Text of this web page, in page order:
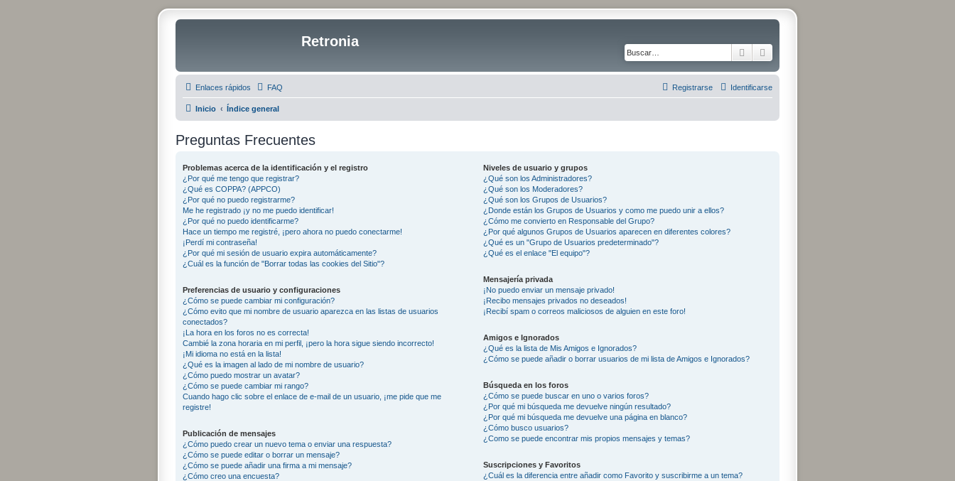
Retronia
Buscar
Enlaces rápidos FAQ Identificarse
Registrarse
Inicio Índice general
Preguntas Frecuentes
Problemas acerca de la identificación y el registro
¿Por qué me tengo que registrar?
¿Qué es COPPA? (APPCO)
¿Por qué no puedo registrarme?
Me he registrado ¡y no me puedo identificar!
¿Por qué no puedo identificarme?
Hace un tiempo me registré, ¡pero ahora no puedo conectarme!
¡Perdí mi contraseña!
¿Por qué mi sesión de usuario expira automáticamente?
¿Cuál es la función de "Borrar todas las cookies del Sitio"?
Preferencias de usuario y configuraciones
¿Cómo se puede cambiar mi configuración?
¿Cómo evito que mi nombre de usuario aparezca en las listas de usuarios
conectados?
¡La hora en los foros no es correcta!
Cambié la zona horaria en mi perfil, ¡pero la hora sigue siendo incorrecto!
¡Mi idioma no está en la lista!
¿Qué es la imagen al lado de mi nombre de usuario?
¿Cómo puedo mostrar un avatar?
¿Cómo se puede cambiar mi rango?
Cuando hago clic sobre el enlace de e-mail de un usuario, ¡me pide que me
registre!
Publicación de mensajes
¿Cómo puedo crear un nuevo tema o enviar una respuesta?
¿Cómo se puede editar o borrar un mensaje?
¿Cómo se puede añadir una firma a mi mensaje?
¿Cómo creo una encuesta?
Niveles de usuario y grupos
¿Qué son los Administradores?
¿Qué son los Moderadores?
¿Qué son los Grupos de Usuarios?
¿Donde están los Grupos de Usuarios y como me puedo unir a ellos?
¿Cómo me convierto en Responsable del Grupo?
¿Por qué algunos Grupos de Usuarios aparecen en diferentes colores?
¿Qué es un "Grupo de Usuarios predeterminado"?
¿Qué es el enlace "El equipo"?
Mensajería privada
¡No puedo enviar un mensaje privado!
¡Recibo mensajes privados no deseados!
¡Recibí spam o correos maliciosos de alguien en este foro!
Amigos e Ignorados
¿Qué es la lista de Mis Amigos e Ignorados?
¿Cómo se puede añadir o borrar usuarios de mi lista de Amigos e Ignorados?
Búsqueda en los foros
¿Cómo se puede buscar en uno o varios foros?
¿Por qué mi búsqueda me devuelve ningún resultado?
¿Por qué mi búsqueda me devuelve una página en blanco?
¿Cómo busco usuarios?
¿Como se puede encontrar mis propios mensajes y temas?
Suscripciones y Favoritos
¿Cuál es la diferencia entre añadir como Favorito y suscribirme a un tema?